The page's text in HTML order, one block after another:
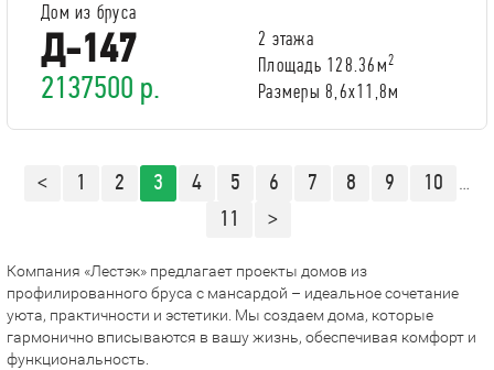
Дом из бруса
Д-147
2137500 р.
2 этажа
Площадь 128.36м2
Размеры 8,6x11,8м
< 1 2 3 4 5 6 7 8 9 10 …
11 >
Компания «Лестэк» предлагает проекты домов из
профилированного бруса с мансардой – идеальное сочетание
уюта, практичности и эстетики. Мы создаем дома, которые
гармонично вписываются в вашу жизнь, обеспечивая комфорт и
функциональность.